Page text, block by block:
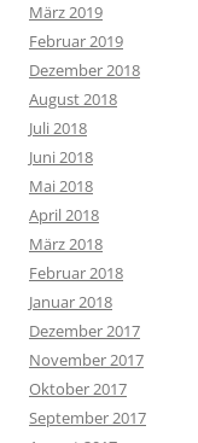
März 2019
Februar 2019
Dezember 2018
August 2018
Juli 2018
Juni 2018
Mai 2018
April 2018
März 2018
Februar 2018
Januar 2018
Dezember 2017
November 2017
Oktober 2017
September 2017